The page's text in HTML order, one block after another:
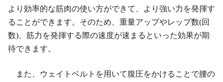
より効率的な筋肉の使い方ができて、より強い力を発揮す
ることができます。そのため、重量アップやレップ数(回
数)、筋力を発揮する際の速度が速まるといった効果が期
待できます。
また、ウェイトベルトを用いて腹圧をかけることで腰の